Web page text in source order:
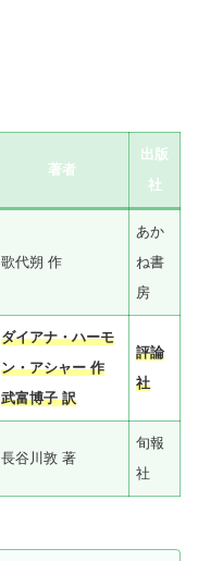
著者
出版
社
歌代朔 作
あか
ね書
房
ダイアナ・ハーモ
ン・アシャー 作
武富博子 訳
評論
社
長谷川敦 著
旬報
社